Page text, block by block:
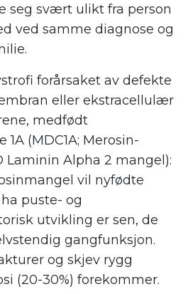
seg svært ulikt fra person
ved samme diagnose og
forårsaket av defekte
eller ekstracellulær
medfødt
(MDC1A; Merosin-
Laminin Alpha 2 mangel):
vil nyfødte
puste- og
utvikling er sen, de
gangfunksjon.
og skjev rygg
(20-30%) forekommer.